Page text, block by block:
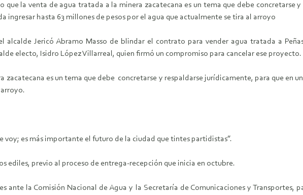
que la venta de agua tratada a la minera zacatecana es un tema que debe concretarse
ingresar hasta 63 millones de pesos por el agua que actualmente se tira al arroyo
alcalde Jericó Abramo Masso de blindar el contrato para vender agua tratada a
electo, Isidro López Villarreal, quien firmó un compromiso para cancelar ese proyecto.
zacatecana es un tema que debe concretarse y respaldarse jurídicamente, para que en
es más importante el futuro de la ciudad que tintes partidistas”.
ediles, previo al proceso de entrega-recepción que inicia en octubre.
ante la Comisión Nacional de Agua y la Secretaría de Comunicaciones y Transportes,